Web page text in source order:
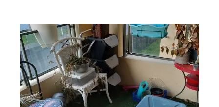
Landes 40
42,50 m2, 2 pièces
Ref : 25039
Appartement F2 à vendre
119 600 €
Visiter le site dédié